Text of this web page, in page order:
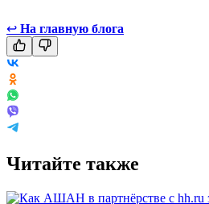
↩ На главную блога
Читайте также